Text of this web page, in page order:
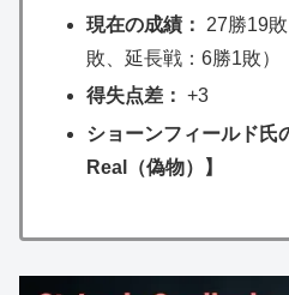
現在の成績：
27勝19
敗、延長戦：6勝1敗）
得失点差： +3
ショーンフィールド氏
Real（偽物）】